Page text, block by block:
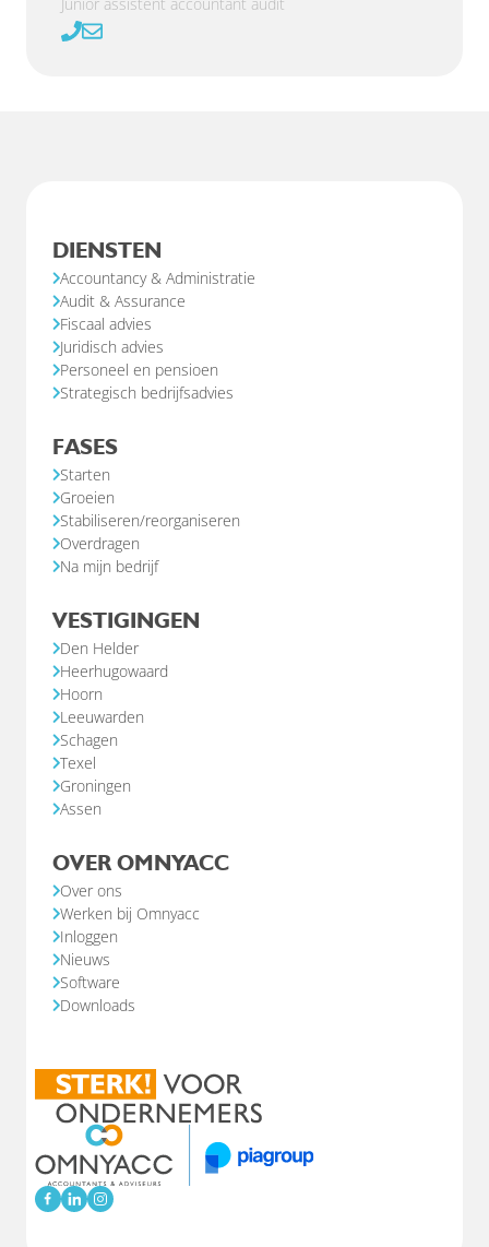
Junior assistent accountant audit
DIENSTEN
Accountancy & Administratie
Audit & Assurance
Fiscaal advies
Juridisch advies
Personeel en pensioen
Strategisch bedrijfsadvies
FASES
Starten
Groeien
Stabiliseren/reorganiseren
Overdragen
Na mijn bedrijf
VESTIGINGEN
Den Helder
Heerhugowaard
Hoorn
Leeuwarden
Schagen
Texel
Groningen
Assen
OVER OMNYACC
Over ons
Werken bij Omnyacc
Inloggen
Nieuws
Software
Downloads